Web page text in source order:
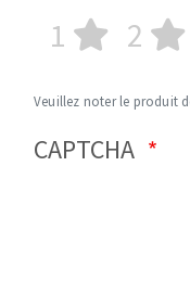
1 2
Veuillez noter le produit
CAPTCHA